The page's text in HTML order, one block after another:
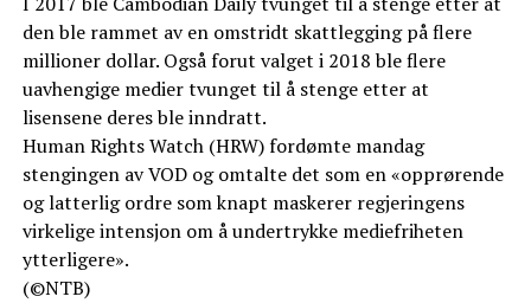
den ble rammet av en omstridt skattlegging på flere
millioner dollar. Også forut valget i 2018 ble flere
uavhengige medier tvunget til å stenge etter at
lisensene deres ble inndratt.
Human Rights Watch (HRW) fordømte mandag
stengingen av VOD og omtalte det som en «opprørende
og latterlig ordre som knapt maskerer regjeringens
virkelige intensjon om å undertrykke mediefriheten
ytterligere».
(©NTB)